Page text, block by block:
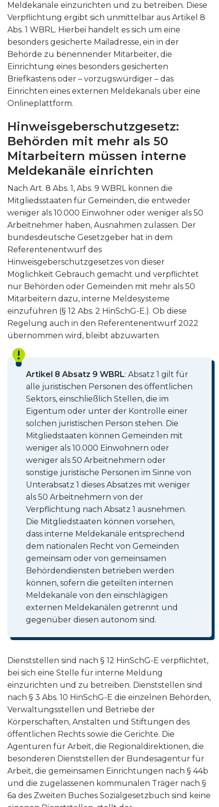
Meldekanäle einzurichten und zu betreiben. Diese
Verpflichtung ergibt sich unmittelbar aus Artikel 8
Abs. 1 WBRL. Hierbei handelt es sich um eine
besonders gesicherte Mailadresse, ein in der
Behörde zu benennender Mitarbeiter, die
Einrichtung eines besonders gesicherten
Briefkastens oder – vorzugswürdiger – das
Einrichten eines externen Meldekanals über eine
Onlineplattform.
Hinweisgeberschutzgesetz:
Behörden mit mehr als 50
Mitarbeitern müssen interne
Meldekanäle einrichten
Nach Art. 8 Abs. 1, Abs. 9 WBRL können die
Mitgliedsstaaten für Gemeinden, die entweder
weniger als 10.000 Einwohner oder weniger als 50
Arbeitnehmer haben, Ausnahmen zulassen. Der
bundesdeutsche Gesetzgeber hat in dem
Referentenentwurf des
Hinweisgeberschutzgesetzes von dieser
Möglichkeit Gebrauch gemacht und verpflichtet
nur Behörden oder Gemeinden mit mehr als 50
Mitarbeitern dazu, interne Meldesysteme
einzuführen (§ 12 Abs. 2 HinSchG-E.). Ob diese
Regelung auch in den Referentenentwurf 2022
übernommen wird, bleibt abzuwarten.
Artikel 8 Absatz 9 WBRL: Absatz 1 gilt für
alle juristischen Personen des öffentlichen
Sektors, einschließlich Stellen, die im
Eigentum oder unter der Kontrolle einer
solchen juristischen Person stehen. Die
Mitgliedstaaten können Gemeinden mit
weniger als 10.000 Einwohnern oder
weniger als 50 Arbeitnehmern oder
sonstige juristische Personen im Sinne von
Unterabsatz 1 dieses Absatzes mit weniger
als 50 Arbeitnehmern von der
Verpflichtung nach Absatz 1 ausnehmen.
Die Mitgliedstaaten können vorsehen,
dass interne Meldekanäle entsprechend
dem nationalen Recht von Gemeinden
gemeinsam oder von gemeinsamen
Behördendiensten betrieben werden
können, sofern die geteilten internen
Meldekanäle von den einschlägigen
externen Meldekanälen getrennt und
gegenüber diesen autonom sind.
Dienststellen sind nach § 12 HinSchG-E verpflichtet,
bei sich eine Stelle für interne Meldung
einzurichten und zu betreiben. Dienststellen sind
nach § 3 Abs. 10 HinSchG-E die einzelnen Behörden,
Verwaltungsstellen und Betriebe der
Körperschaften, Anstalten und Stiftungen des
öffentlichen Rechts sowie die Gerichte. Die
Agenturen für Arbeit, die Regionaldirektionen, die
besonderen Dienststellen der Bundesagentur für
Arbeit, die gemeinsamen Einrichtungen nach § 44b
und die zugelassenen kommunalen Träger nach §
6a des Zweiten Buches Sozialgesetzbuch sind keine